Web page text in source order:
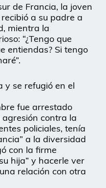
de Francia, la joven
a su padre a
mientra la
“¿Tengo que
entiendas? Si tengo
y se refugió en el
fue arrestado
contra la
policiales, tenía
a la diversidad
con la firme
hija” y hacerle ver
relación con otra